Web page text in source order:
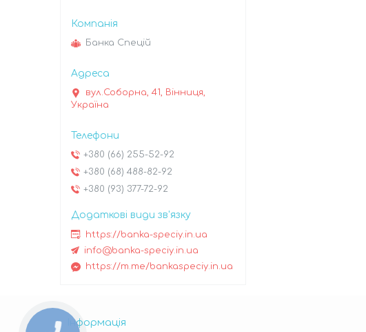
Банка Спецій
вул.Соборна, 41, Вінниця,
Україна
+380 (66) 255-52-92
+380 (68) 488-82-92
+380 (93) 377-72-92
https://banka-speciy.in.ua
info@banka-speciy.in.ua
https://m.me/bankaspeciy.in.ua
Інформація